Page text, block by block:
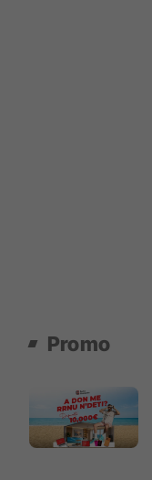
Promo